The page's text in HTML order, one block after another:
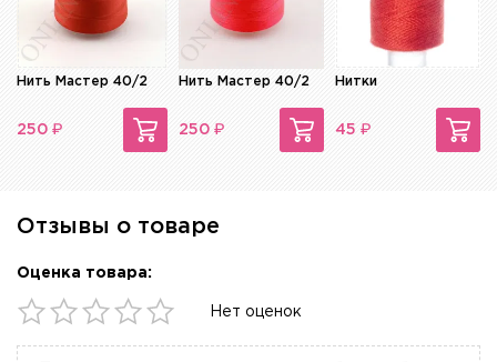
Нить Мастер 40/2
250 ₽
Нить Мастер 40/2
250 ₽
Нитки
45 ₽
Отзывы о товаре
Оценка товара:
Нет оценок